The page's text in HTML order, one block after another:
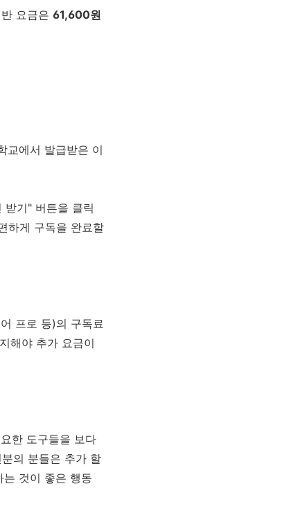
요금은 61,600원
교에서 발급받은 이
받기" 버튼을 클릭
하게 구독을 완료할
프로 등)의 구독료
해야 추가 요금이
한 도구들을 보다
의 분들은 추가 할
것이 좋은 행동